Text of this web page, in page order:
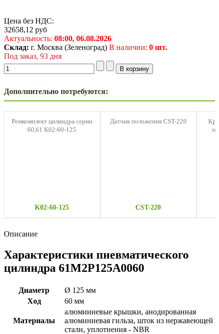
Цена без НДС:
32658,12 руб
Актуальность: 08:00, 06.08.2026
Склад: г. Москва (Зеленоград) В наличии: 0 шт.
Под заказ, 93 дня
Дополнительно потребуются:
Ремкомплект цилиндра серии
60,61 K02-60-125
K02-60-125
Датчик положения CST-220
CST-220
Описание
Характеристики пневматического
цилиндра 61M2P125A0060
Диаметр
Ø 125 мм
Ход
60 мм
Материалы
алюминиевые крышки, анодированная
алюминиевая гильза, шток из нержавеющей
стали, уплотнения - NBR